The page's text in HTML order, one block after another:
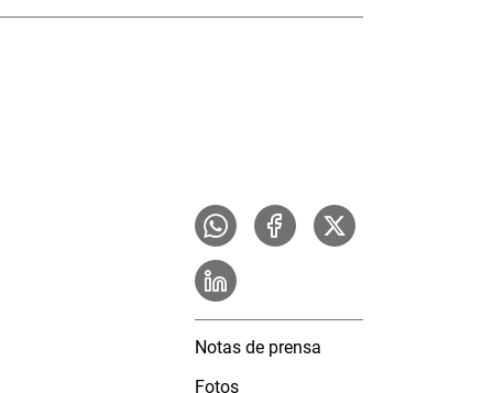
Notas de prensa
Fotos